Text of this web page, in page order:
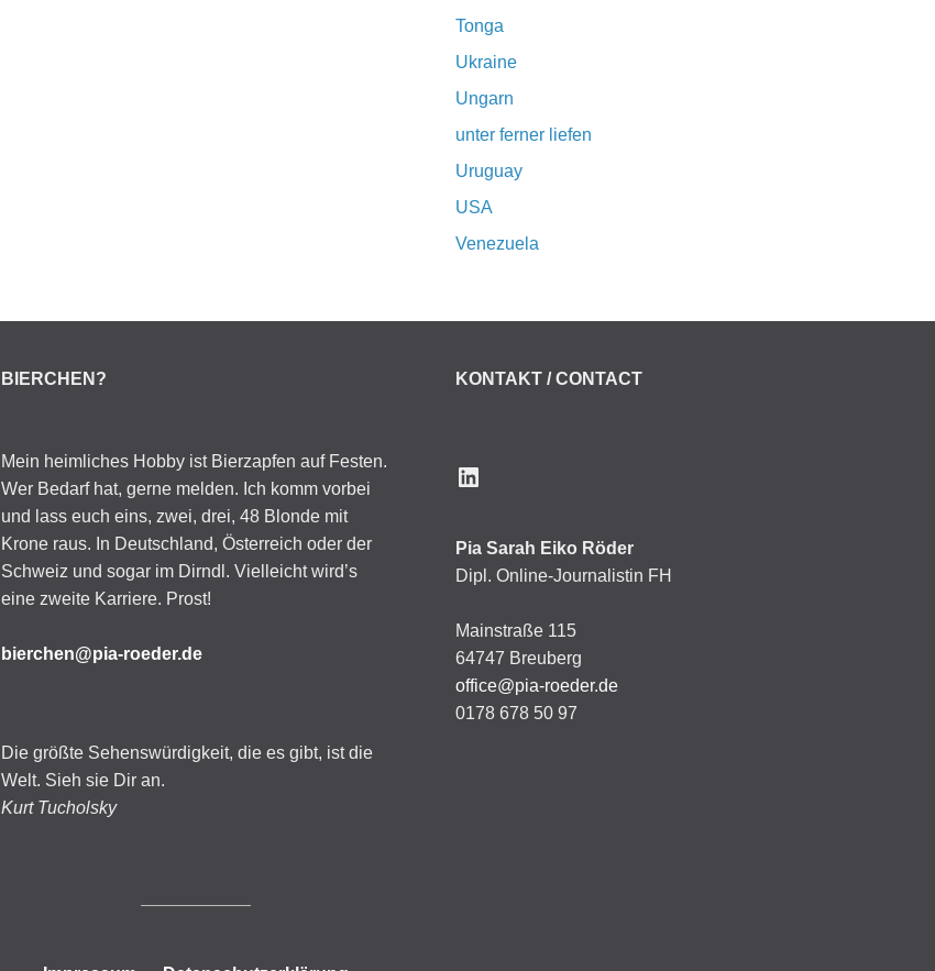
Tonga
Ukraine
Ungarn
unter ferner liefen
Uruguay
USA
Venezuela
BIERCHEN?
Mein heimliches Hobby ist Bierzapfen auf Festen.
Wer Bedarf hat, gerne melden. Ich komm vorbei
und lass euch eins, zwei, drei, 48 Blonde mit
Krone raus. In Deutschland, Österreich oder der
Schweiz und sogar im Dirndl. Vielleicht wird’s
eine zweite Karriere. Prost!
bierchen@pia-roeder.de
Die größte Sehenswürdigkeit, die es gibt, ist die
Welt. Sieh sie Dir an.
Kurt Tucholsky
KONTAKT / CONTACT
LinkedIn
Pia Sarah Eiko Röder
Dipl. Online-Journalistin FH
Mainstraße 115
64747 Breuberg
office@pia-roeder.de
0178 678 50 97